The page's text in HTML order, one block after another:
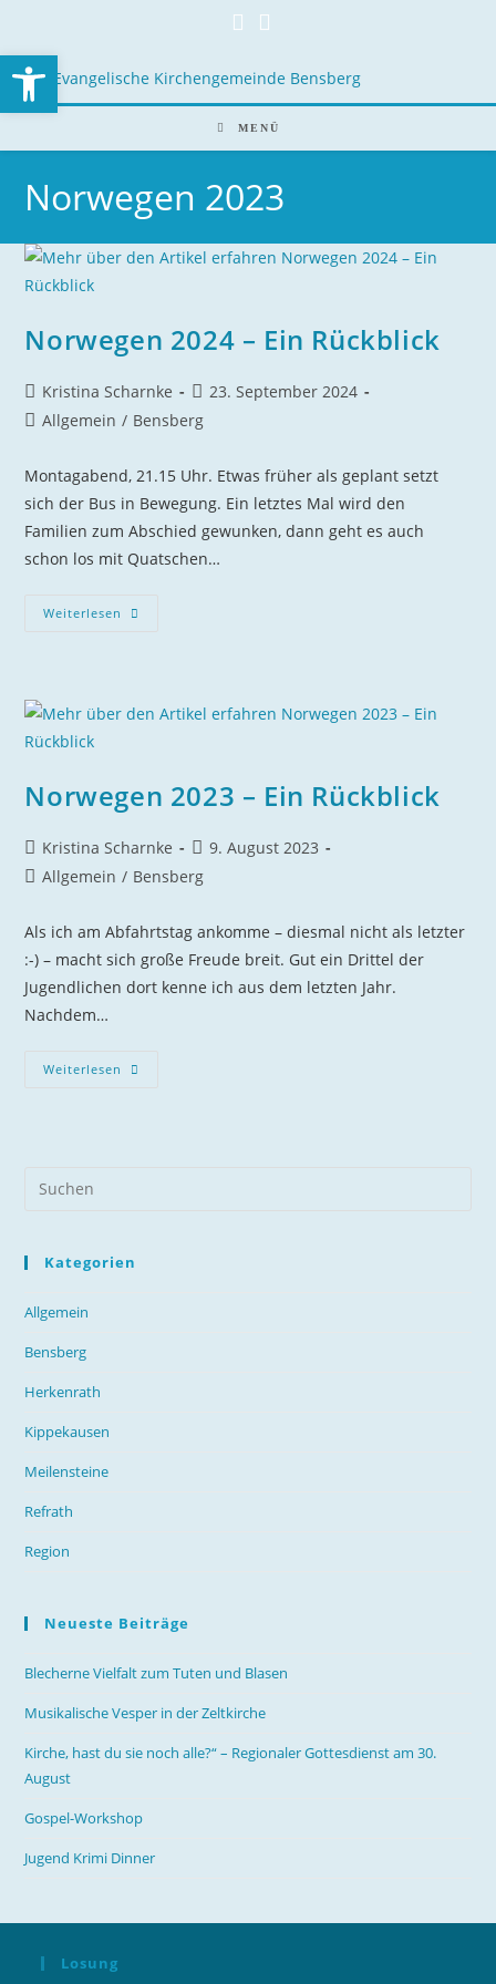
MENÜ
Norwegen 2023
Norwegen 2024 – Ein Rückblick
Kristina Scharnke
23. September 2024
Allgemein / Bensberg
Montagabend, 21.15 Uhr. Etwas früher als geplant setzt
sich der Bus in Bewegung. Ein letztes Mal wird den
Familien zum Abschied gewunken, dann geht es auch
schon los mit Quatschen…
Weiterlesen
Norwegen 2023 – Ein Rückblick
Kristina Scharnke
9. August 2023
Allgemein / Bensberg
Als ich am Abfahrtstag ankomme – diesmal nicht als letzter
:-) – macht sich große Freude breit. Gut ein Drittel der
Jugendlichen dort kenne ich aus dem letzten Jahr.
Nachdem…
Weiterlesen
Kategorien
Allgemein
Bensberg
Herkenrath
Kippekausen
Meilensteine
Refrath
Region
Neueste Beiträge
Blecherne Vielfalt zum Tuten und Blasen
Musikalische Vesper in der Zeltkirche
Kirche, hast du sie noch alle?“ – Regionaler Gottesdienst am 30.
August
Gospel-Workshop
Jugend Krimi Dinner
Losung
Open toolbar